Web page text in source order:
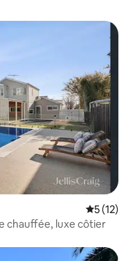
5 (12)
chauffée, luxe côtier